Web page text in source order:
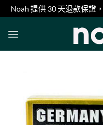
Noah 提供 30 天退款保證